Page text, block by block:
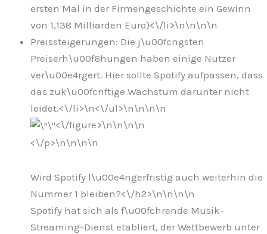
ersten Mal in der Firmengeschichte ein Gewinn
von 1,138 Milliarden Euro)<\/li>\n\n\n\n
Preissteigerungen: Die j\u00fcngsten
Preiserh\u00f6hungen haben einige Nutzer
ver\u00e4rgert. Hier sollte Spotify aufpassen, dass
das zuk\u00fcnftige Wachstum darunter nicht
leidet.<\/li>\n<\/ul>\n\n\n\n
<\/figure>\n\n\n\n
<\/p>\n\n\n\n
Wird Spotify l\u00e4ngerfristig auch weiterhin die
Nummer 1 bleiben?<\/h2>\n\n\n\n
Spotify hat sich als f\u00fchrende Musik-
Streaming-Dienst etabliert, der Wettbewerb unter